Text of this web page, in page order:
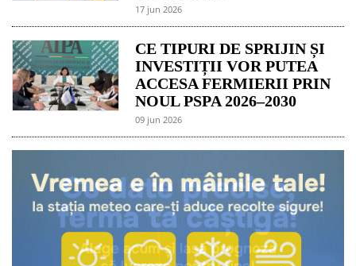
17 jun 2026
CE TIPURI DE SPRIJIN ȘI
INVESTIȚII VOR PUTEA
ACCESA FERMIERII PRIN
NOUL PSPA 2026–2030
09 jun 2026